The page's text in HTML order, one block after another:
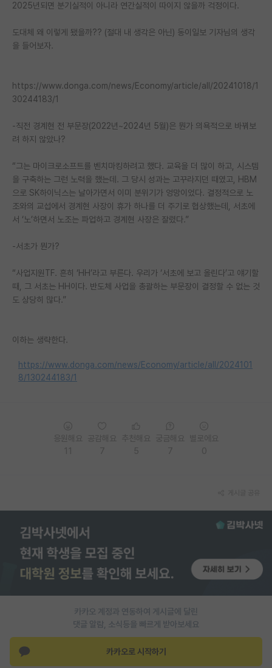
커리어
이벤트
재팬라운지 🌸
2025년되면 분기실적이 아니라 연간실적이 따이지 않을까 걱정이다.
도대체 왜 이렇게 됐을까?? (절대 내 생각은 아닌) 동이일보 기자님의 생각
을 들어보자.
https://www.donga.com/news/Economy/article/all/20241018/1
30244183/1
-직전 경계현 전 부문장(2022년~2024년 5월)은 뭔가 의욕적으로 바꿔보
려 하지 않았나?
“그는 마이크로소프트를 벤치마킹하려고 했다. 교육을 더 많이 하고, 시스템
을 구축하는 그런 노력을 했는데. 그 당시 성과는 고꾸라지던 때였고, HBM
으로 SK하이닉스는 날아가면서 이미 분위기가 엉망이었다. 결정적으로 노
조와의 교섭에서 경계현 사장이 휴가 하나를 더 주기로 협상했는데, 서초에
서 ‘노’하면서 노조는 파업하고 경계현 사장은 잘렸다.”
-서초가 뭔가?
“사업지원TF. 흔히 ‘HH’라고 부른다. 우리가 ‘서초에 보고 올린다’고 얘기할
때, 그 서초는 HH이다. 반도체 사업을 총괄하는 부문장이 결정할 수 없는 것
도 상당히 많다.”
이하는 생략한다.
https://www.donga.com/news/Economy/article/all/2024101
8/130244183/1
카카오 계정과 연동하여 게시글에 달린
댓글 알람, 소식등을 빠르게 받아보세요
카카오로 시작하기